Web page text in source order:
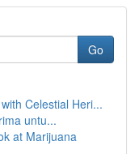
Go
Celestial Heri...
untu...
at Marijuana